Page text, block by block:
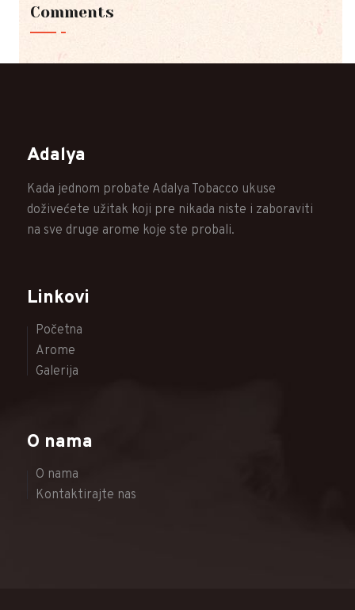
Comments
Adalya
Kada jednom probate Adalya Tobacco ukuse
doživećete užitak koji pre nikada niste i zaboraviti
na sve druge arome koje ste probali.
Linkovi
Početna
Arome
Galerija
O nama
O nama
Kontaktirajte nas